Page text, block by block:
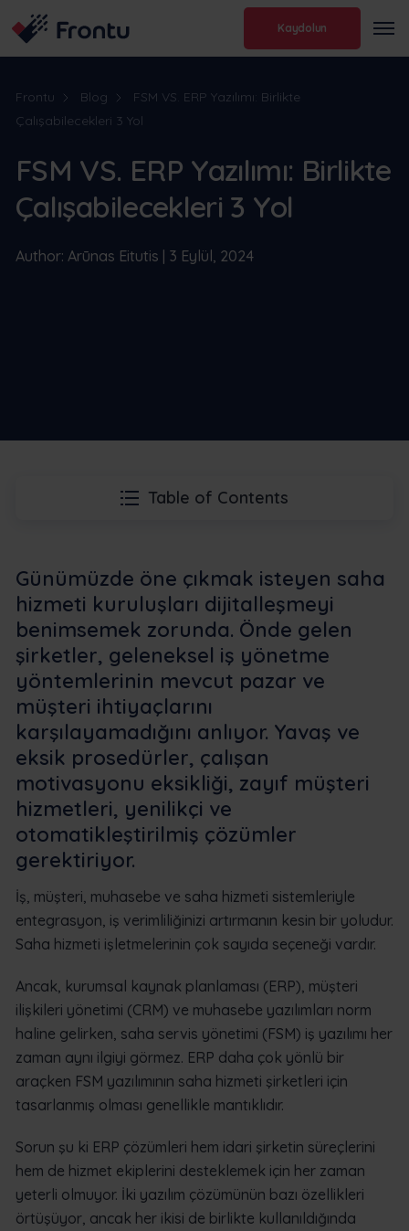
Kaydolun
Frontu Blog
FSM VS. ERP Yazılımı: Birlikte
Çalışabilecekleri 3 Yol
FSM VS. ERP Yazılımı: Birlikte
Çalışabilecekleri 3 Yol
Author: Arūnas Eitutis | 3 Eylül, 2024
Table of Contents
Günümüzde öne çıkmak isteyen saha
hizmeti kuruluşları dijitalleşmeyi
benimsemek zorunda. Önde gelen
şirketler, geleneksel iş yönetme
yöntemlerinin mevcut pazar ve
müşteri ihtiyaçlarını
karşılayamadığını anlıyor. Yavaş ve
eksik prosedürler, çalışan
motivasyonu eksikliği, zayıf müşteri
hizmetleri, yenilikçi ve
otomatikleştirilmiş çözümler
gerektiriyor.
İş, müşteri, muhasebe ve saha hizmeti sistemleriyle
entegrasyon, iş verimliliğinizi artırmanın kesin bir yoludur.
Saha hizmeti işletmelerinin çok sayıda seçeneği vardır.
Ancak, kurumsal kaynak planlaması (ERP), müşteri
ilişkileri yönetimi (CRM) ve muhasebe yazılımları norm
haline gelirken, saha servis yönetimi (FSM) iş yazılımı her
zaman aynı ilgiyi görmez. ERP daha çok yönlü bir
araçken FSM yazılımının saha hizmeti şirketleri için
tasarlanmış olması genellikle mantıklıdır.
Sorun şu ki ERP çözümleri hem idari şirketin süreçlerini
hem de hizmet ekiplerini desteklemek için her zaman
yeterli olmuyor. İki yazılım çözümünün bazı özellikleri
örtüşüyor, ancak her ikisi de birlikte kullanıldığında